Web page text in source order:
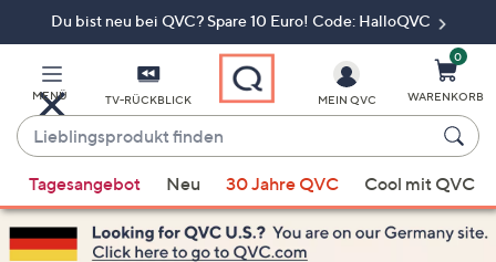
Du bist neu bei QVC? Spare 10 Euro! Code: HalloQVC
MENÜ TV-RÜCKBLICK
Lieblingsprodukt
finden
Vorschläge
verfügbar
sind,
MEIN QVC
0
WARENKORB
Tagesangebot Neu 30 Jahre QVC Cool mit QVC